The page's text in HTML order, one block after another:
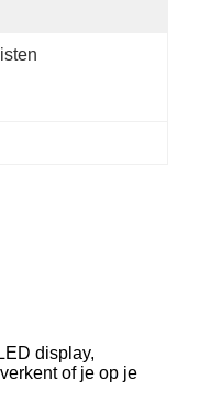
display,
of je op je